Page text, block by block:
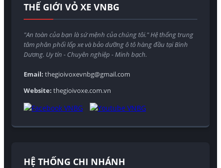
THẾ GIỚI VỎ XE VNBG
"An toàn của bạn là sứ mệnh của chúng tôi." Hệ thống trung
tâm phân phối lốp xe và bảo dưỡng ô tô hàng đầu tại Bình
Dương. Uy tín - Chuyên nghiệp - Minh bạch.
Email: thegioivoxevnbg@gmail.com
Website: thegioivoxe.com.vn
HỆ THỐNG CHI NHÁNH